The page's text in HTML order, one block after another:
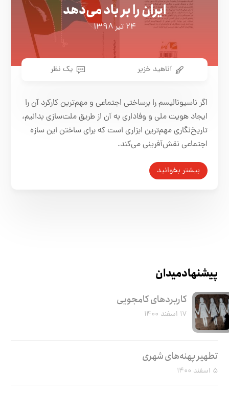
ایران را بر باد می‌دهد
۲۴ تیر ۱۳۹۸
آناهید خزیر یک نظر
اگر ناسیونالیسم را برساختی اجتماعی و مهم‌ترین کارکرد آن را
ایجاد هویت ملی و وفاداری به آن از طریق ملت‌سازی بدانیم،
تاریخ‌نگاری مهم‌ترین ابزاری است که برای ساختن این سازه
اجتماعی نقش‌آفرینی می‌کند.
بیشتر بخوانید
پیشنهاد میدان
کاربرد‌های کامجویی
۱۷ اسفند ۱۴۰۰
تطهیر پهنه‌های شهری
۵ اسفند ۱۴۰۰